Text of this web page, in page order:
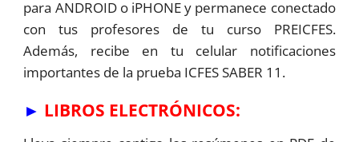
para ANDROID o iPHONE y permanece conectado
con tus profesores de tu curso PREICFES.
Además, recibe en tu celular notificaciones
importantes de la prueba ICFES SABER 11.
► LIBROS ELECTRÓNICOS: